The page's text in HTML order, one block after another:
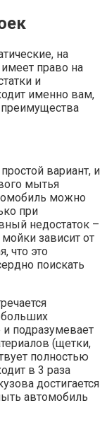
на
право на
и
именно вам,
преимущества
вариант, и
мытья
можно
при
недостаток –
зависит от
что это
поискать
больших
и подразумевает
(щетки,
полностью
в 3 раза
достигается
автомобиль